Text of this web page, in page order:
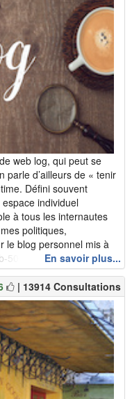
web log, qui peut se
parle d’ailleurs de « tenir
Défini souvent
individuel
à tous les internautes
politiques,
le blog personnel mis à
50plus. Pourq...En savoir plus...
| 13914 Consultations